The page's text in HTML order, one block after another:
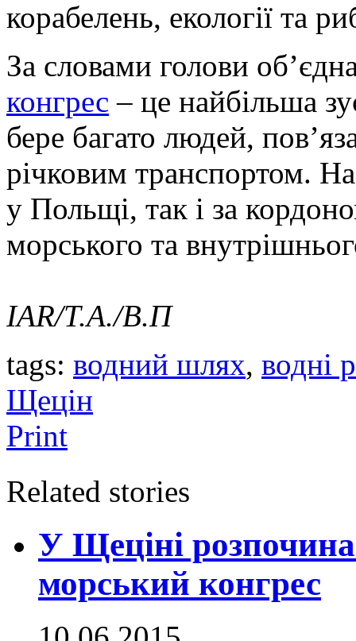
корабелень, екології та
За словами голови
конгрес – це найбільша
бере багато людей,
річковим транспортом.
у Польщі, так і за
морського та
IAR/T.A./В.П
tags: водний шлях, водні
Щецін
Print
Related stories
У Щеціні
морський конгрес